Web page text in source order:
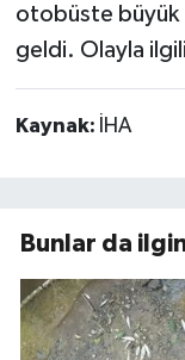
otobüste büyük
geldi. Olayla
Kaynak: İHA
Bunlar da